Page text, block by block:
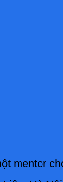
mentor